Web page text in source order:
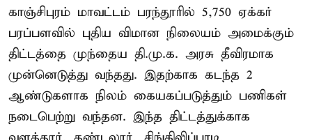
காஞ்சிபுரம் மாவட்டம் பரந்தூரில் 5,750 ஏக்கர்
பரப்பளவில் புதிய விமான நிலையம் அமைக்கும்
திட்டத்தை முந்தைய தி.மு.க. அரசு தீவிரமாக
முன்னெடுத்து வந்தது. இதற்காக கடந்த 2
ஆண்டுகளாக நிலம் கையகப்படுத்தும் பணிகள்
நடைபெற்று வந்தன. இந்த திட்டத்துக்காக